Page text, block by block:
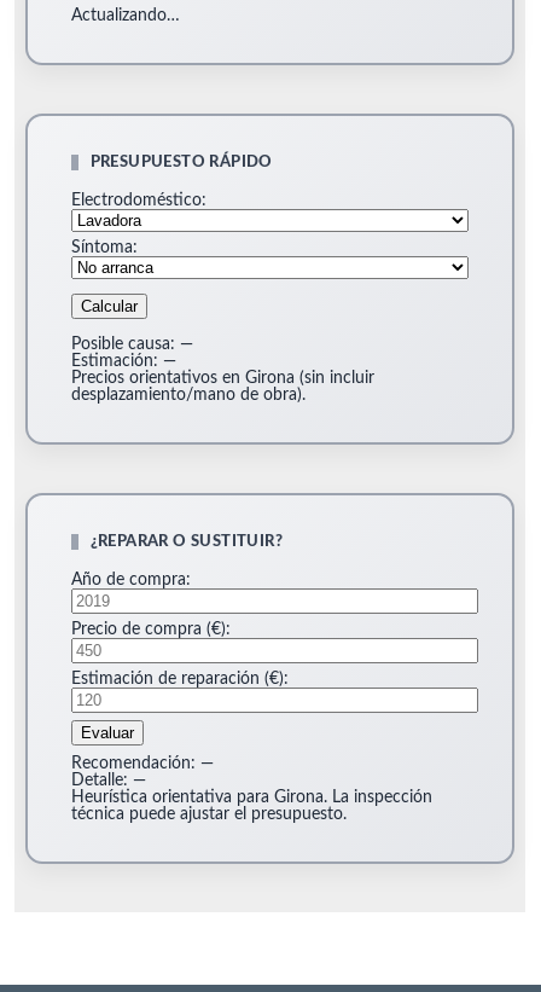
Actualizando…
PRESUPUESTO RÁPIDO
Electrodoméstico:
Síntoma:
Calcular
Posible causa: —
Estimación: —
Precios orientativos en Girona (sin incluir
desplazamiento/mano de obra).
¿REPARAR O SUSTITUIR?
Año de compra:
Precio de compra (€):
Estimación de reparación (€):
Evaluar
Recomendación: —
Detalle: —
Heurística orientativa para Girona. La inspección
técnica puede ajustar el presupuesto.